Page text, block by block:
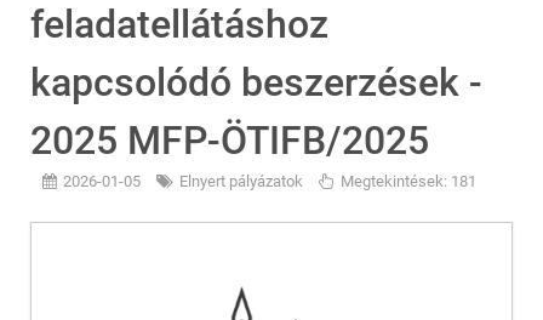
feladatellátáshoz
kapcsolódó beszerzések -
2025 MFP-ÖTIFB/2025
2026-01-05 Elnyert pályázatok Megtekintések: 181